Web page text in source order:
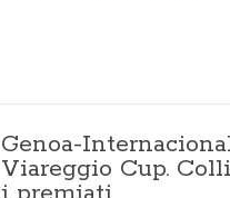
Genoa-
Viareggio Cup.